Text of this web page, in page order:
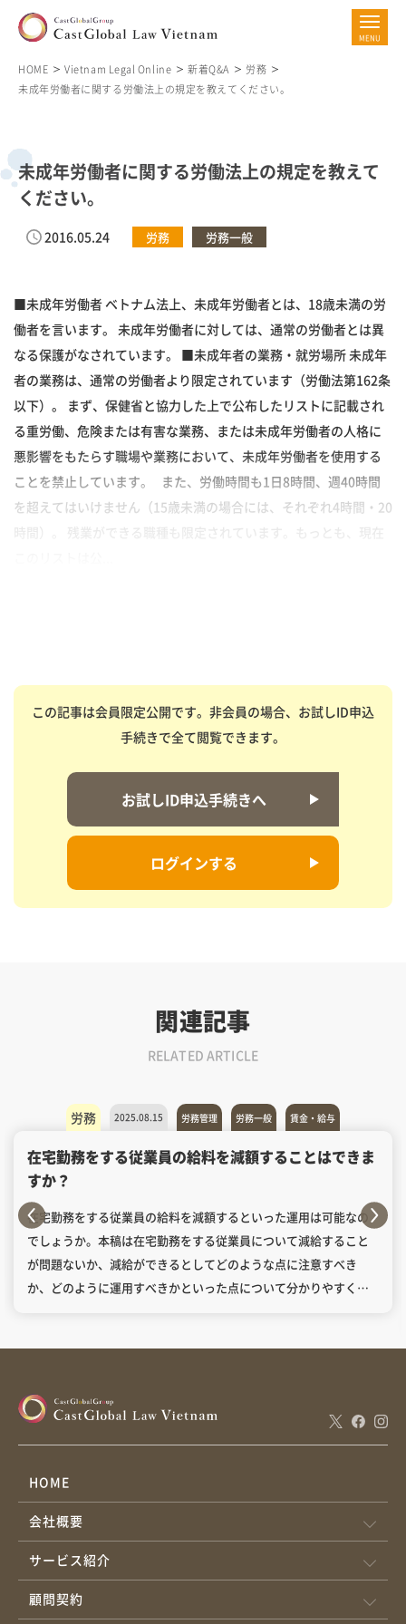
HOME Vietnam Legal Online 新着Q&A
労務
未成年労働者に関する労働法上の規定を教えてください。
未成年労働者に関する労働法上の規定を教えて
ください。
2016.05.24 労務 労務一般
■未成年労働者 ベトナム法上、未成年労働者とは、18歳未満の労
働者を言います。 未成年労働者に対しては、通常の労働者とは異
なる保護がなされています。 ■未成年者の業務・就労場所 未成年
者の業務は、通常の労働者より限定されています（労働法第162条
以下）。 まず、保健省と協力した上で公布したリストに記載され
る重労働、危険または有害な業務、または未成年労働者の人格に
悪影響をもたらす職場や業務において、未成年労働者を使用する
ことを禁止しています。 また、労働時間も1日8時間、週40時間
を超えてはいけません（15歳未満の場合には、それぞれ4時間・20
この記事は会員限定公開です。非会員の場合、お試しID申込
手続きで全て閲覧できます。
お試しID申込手続きへ
ログインする
関連記事
RELATED ARTICLE
労務 2025.08.15 労務管理 労務一般 賃金・給与
在宅勤務をする従業員の給料を減額することはできま
すか？
在宅勤務をする従業員の給料を減額するといった運用は可能なの
でしょうか。本稿は在宅勤務をする従業員について減給すること
が問題ないか、減給ができるとしてどのような点に注意すべき
か、どのように運用すべきかといった点について分かりやすく解
すれば適切に支払っていないことになり(ベトナム労働法
45/2019/QH14第94条、第95条)、行政制裁を受けたり、労働者か
b）。紛争にも繋がる可能性があります。 従業員との間で合意する
場合には、少なくとも3労働日前に通知し、合意できた場合は契約
付属書の締結または新契約の締結で変更する必要があります。合
意できなければ現契約のまま継続です（労働法第33条）。 １の合
意をしたとしても、最低賃金を下回る減額はできません。 労働法
90条1項・2項においては、「職務・職位に対する賃金＝基本給」
について最低賃金を下回ることはできないと記載があるため、基
HOME
会社概要
サービス紹介
顧問契約